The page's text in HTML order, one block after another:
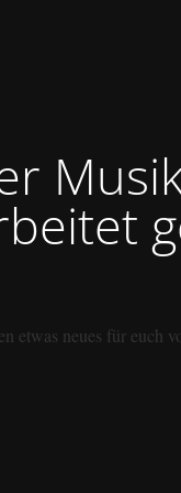
etwas neues für euch